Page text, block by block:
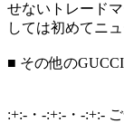
せないトレード
しては初めてニ
■ その他の
:+:-・-:+:-・-:+:-